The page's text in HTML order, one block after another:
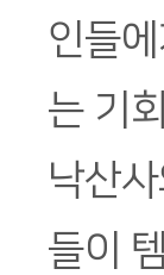
인들
는 기
낙산
들이